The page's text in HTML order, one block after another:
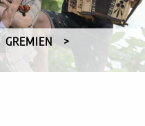
GREMIEN